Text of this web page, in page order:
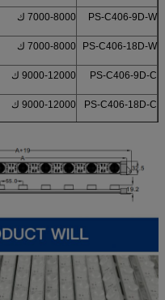
PS-C406-9D-W 7000-8000 ك
PS-C406-18D-W 7000-8000 ك
PS-C406-9D-C 9000-12000 ك
PS-C406-18D-C 9000-12000 ك